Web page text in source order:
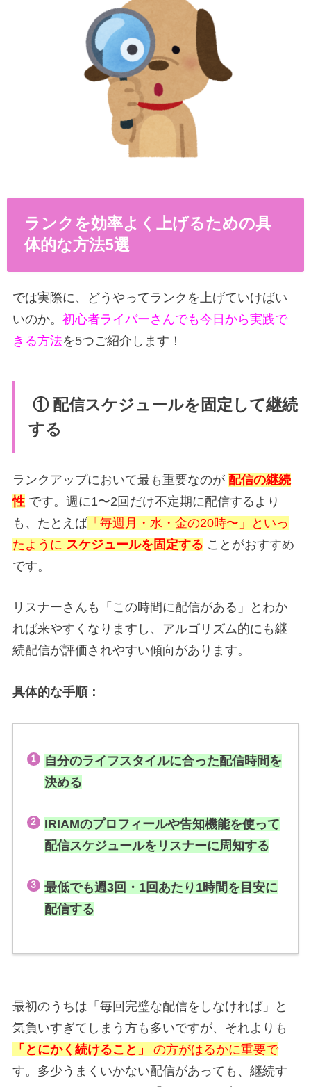
ランクを効率よく上げるための具
体的な方法5選
では実際に、どうやってランクを上げていけばい
いのか。 初心者ライバーさんでも今日から実践で
きる方法を5つご紹介します！
① 配信スケジュールを固定して継続
する
ランクアップにおいて最も重要なのが 配信の継続
性 です。週に1〜2回だけ不定期に配信するより
も、たとえば 「毎週月・水・金の20時〜」といっ
たように スケジュールを固定する ことがおすすめ
です。
リスナーさんも「この時間に配信がある」とわか
れば来やすくなりますし、アルゴリズム的にも継
続配信が評価されやすい傾向があります。
具体的な手順：
自分のライフスタイルに合った配信時間を
決める
IRIAMのプロフィールや告知機能を使って
配信スケジュールをリスナーに周知する
最低でも週3回・1回あたり1時間を目安に
配信する
最初のうちは「毎回完璧な配信をしなければ」と
気負いすぎてしまう方も多いですが、それよりも
「とにかく続けること」
の方がはるかに重要で
す。多少うまくいかない配信があっても、継続す